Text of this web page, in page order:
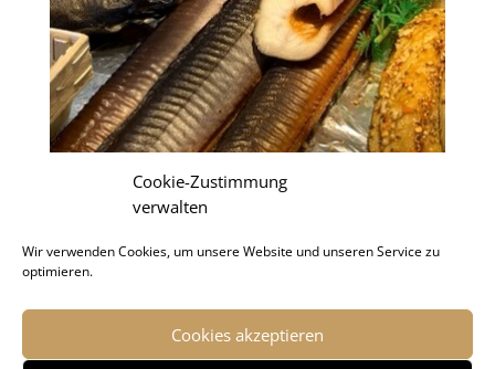
Cookie-Zustimmung
verwalten
Wir verwenden Cookies, um unsere Website und unseren Service zu
optimieren.
Cookies akzeptieren
Frischer Fisch
Okt. 16, 2019
Frischer Fisch · Fischspezialitäten· geräucherter...